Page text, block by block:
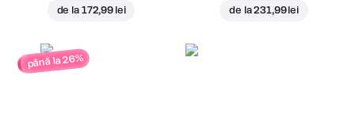
de la 172,99 lei de la231,99 lei
până la 26%